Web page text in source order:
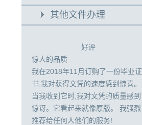
其他文件办理
好评
惊人的品质
我在2018年11月订购了一份毕业证
书,我对获得文凭的速度感到惊喜。
当我收到它时,我对文凭的质量感到
惊讶。它看起来就像原版。 我强烈
推荐给任何人他们的服务!